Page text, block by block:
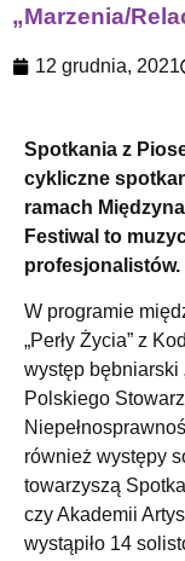
„Marzenia/
12 grudnia, 2021
Spotkania z
cykliczne
ramach
Festiwal to
profesjonalistów.
W programie
„Perły Życia” z
występ bębniarski
Polskiego
również występy
towarzyszą
czy Akademii
wystąpiło 14